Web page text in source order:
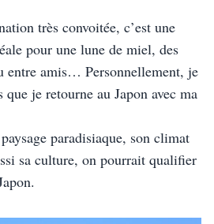
très convoitée, c’est une
pour une lune de miel, des
entre amis… Personnellement, je
que je retourne au Japon avec ma
paradisiaque, son climat
sa culture, on pourrait qualifier